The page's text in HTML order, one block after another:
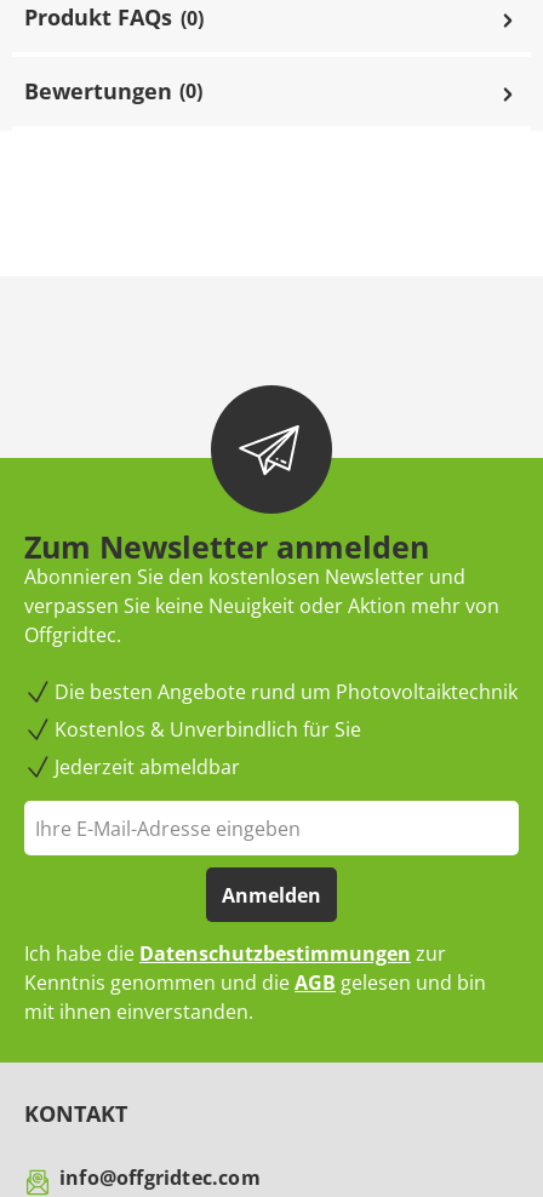
Produkt FAQs (0)
Bewertungen (0)
Zum Newsletter anmelden
Abonnieren Sie den kostenlosen Newsletter und
verpassen Sie keine Neuigkeit oder Aktion mehr von
Offgridtec.
Die besten Angebote rund um Photovoltaiktechnik
Kostenlos & Unverbindlich für Sie
Jederzeit abmeldbar
Anmelden
Ich habe die Datenschutzbestimmungen zur
Kenntnis genommen und dieAGB gelesen und bin
mit ihnen einverstanden.
KONTAKT
info@offgridtec.com